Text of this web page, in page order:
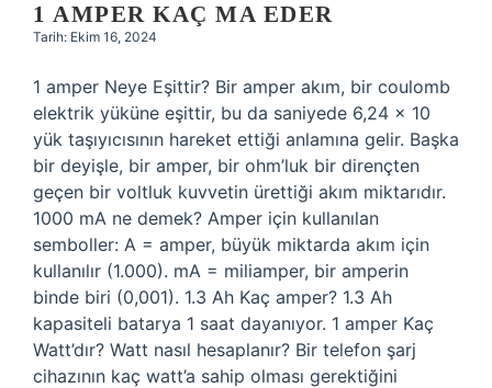
1 AMPER KAÇ MA EDER
Tarih: Ekim 16, 2024
1 amper Neye Eşittir? Bir amper akım, bir coulomb
elektrik yüküne eşittir, bu da saniyede 6,24 x 10
yük taşıyıcısının hareket ettiği anlamına gelir. Başka
bir deyişle, bir amper, bir ohm’luk bir dirençten
geçen bir voltluk kuvvetin ürettiği akım miktarıdır.
1000 mA ne demek? Amper için kullanılan
semboller: A = amper, büyük miktarda akım için
kullanılır (1.000). mA = miliamper, bir amperin
binde biri (0,001). 1.3 Ah Kaç amper? 1.3 Ah
kapasiteli batarya 1 saat dayanıyor. 1 amper Kaç
Watt’dır? Watt nasıl hesaplanır? Bir telefon şarj
cihazının kaç watt’a sahip olması gerektiğini